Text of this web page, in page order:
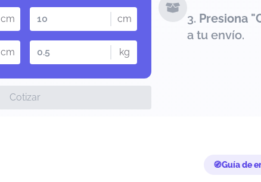
cm cm
cm kg
Cotizar
Presiona
a tu envío.
Guía de